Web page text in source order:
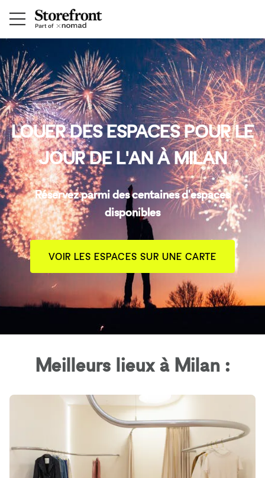
LOUER DES ESPACES POUR LE
JOUR DE L'AN À MILAN
Réservez parmi des centaines d'espaces
disponibles
VOIR LES ESPACES SUR UNE CARTE
Meilleurs lieux à Milan :